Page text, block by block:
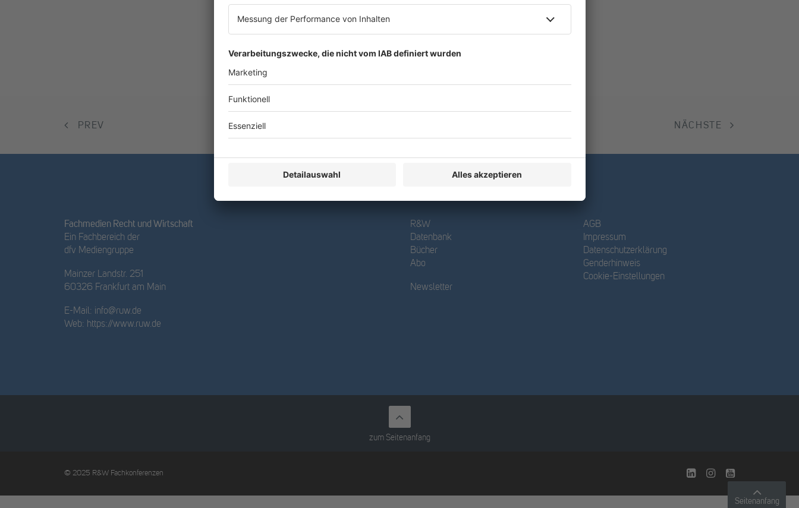
PREV NÄCHSTE
Fachmedien Recht und Wirtschaft
Ein Fachbereich der
dfv Mediengruppe
Mainzer Landstr. 251
60326 Frankfurt am Main
E-Mail: info@ruw.de
Web: https://www.ruw.de
R&W
Datenbank
Bücher
Abo
Newsletter
AGB
Impressum
Datenschutzerklärung
Genderhinweis
Cookie-Einstellungen
zum Seitenanfang
© 2025 R&W Fachkonferenzen